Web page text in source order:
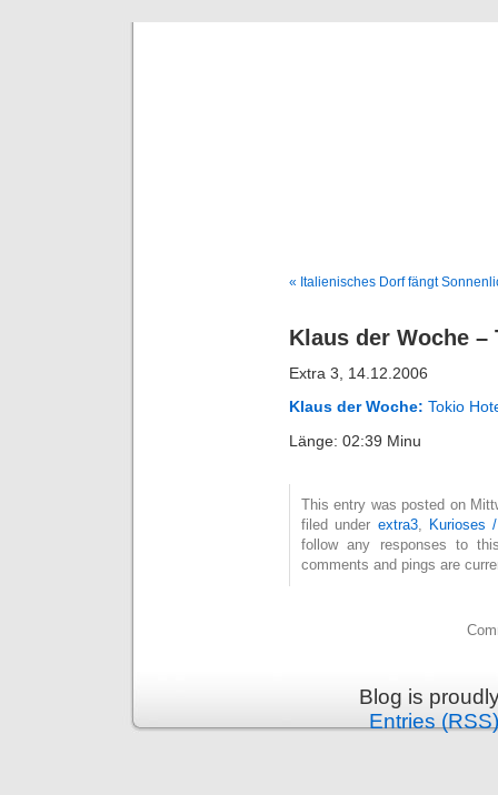
« Italienisches Dorf fängt
Klaus der Woche –
Extra 3, 14.12.2006
Klaus der Woche: Tokio
Länge: 02:39 Minu
This entry was posted on
filed under extra3,
Kurioses
follow any responses to
comments and pings are
Blog is
Entries (RSS)